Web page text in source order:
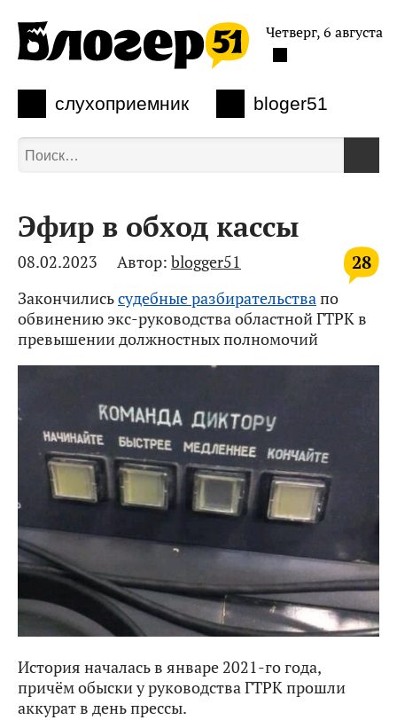
слухоприемник bloger51
Четверг, 6 августа
Эфир в обход кассы
28
08.02.2023 Автор: blogger51
Закончилисьсудебные разбирательствапо
обвинению экс-руководства областной ГТРК в
превышении должностных полномочий
История началась в январе 2021-го года,
причём обыски у руководства ГТРК прошли
аккурат в день прессы.